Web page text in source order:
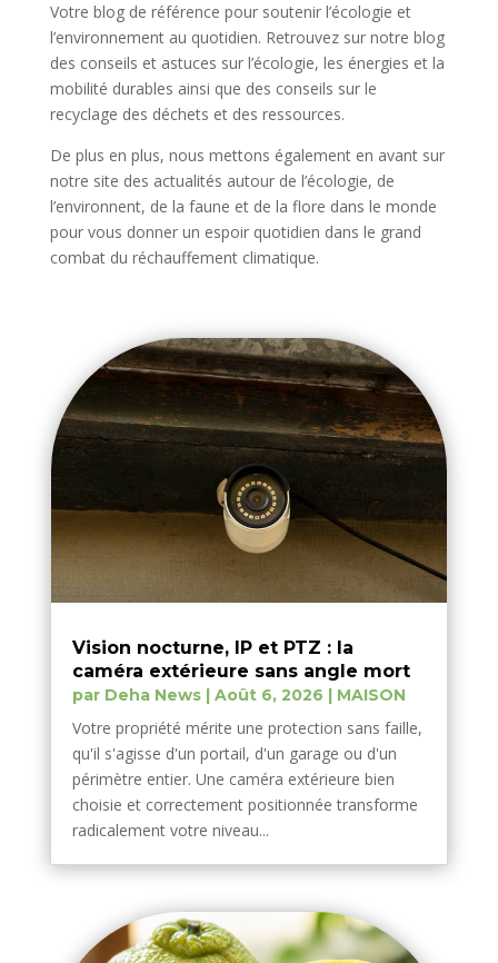
Votre blog de référence pour soutenir l’écologie et
l’environnement au quotidien. Retrouvez sur notre blog
des conseils et astuces sur l’écologie, les énergies et la
mobilité durables ainsi que des conseils sur le
recyclage des déchets et des ressources.
De plus en plus, nous mettons également en avant sur
notre site des actualités autour de l’écologie, de
l’environnent, de la faune et de la flore dans le monde
pour vous donner un espoir quotidien dans le grand
combat du réchauffement climatique.
Vision nocturne, IP et PTZ : la
caméra extérieure sans angle mort
par Deha News| Août 6, 2026 | MAISON
Votre propriété mérite une protection sans faille,
qu'il s'agisse d'un portail, d'un garage ou d'un
périmètre entier. Une caméra extérieure bien
choisie et correctement positionnée transforme
radicalement votre niveau...